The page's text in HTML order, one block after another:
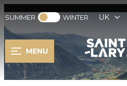
SUMMER WINTER UK
MENU